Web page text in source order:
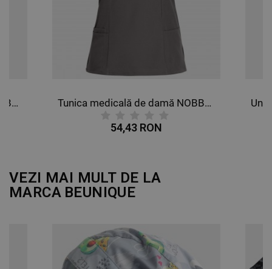
Tunica medicală de damă NOBBY WHITE Tunica medicală de damă NOBBY GRI
54,43 RON
VEZI MAI MULT DE LA
MARCA BEUNIQUE
NECLASIFICATE